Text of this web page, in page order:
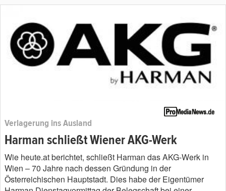
Verlagerung ins Ausland
Harman schließt Wiener AKG-Werk
Wie heute.at berichtet, schließt Harman das AKG-Werk in
Wien – 70 Jahre nach dessen Gründung in der
Österreichischen Hauptstadt. Dies habe der Eigentümer